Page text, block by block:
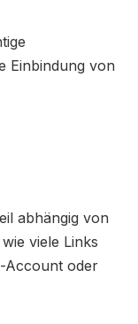
Einbindung von
abhängig von
viele Links
Account oder